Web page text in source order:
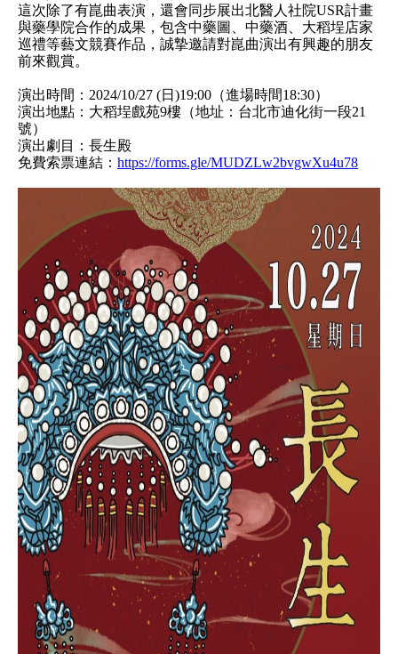
這次除了有崑曲表演， 還會同步展出北醫人社院USR計畫
與藥學院合作的成果， 包含中藥圖、中藥酒、大稻埕店家
巡禮等藝文競賽作品， 誠摯邀請對崑曲演出有興趣的朋友
前來觀賞。
演出時間：2024/10/27 (日)19:00（進場時間18:30）
演出地點：大稻埕戲苑9樓（地址：台北市迪化街一段21
號）
演出劇目：長生殿
免費索票連結： https://forms.gle/MUDZLw2bvgwXu4u78